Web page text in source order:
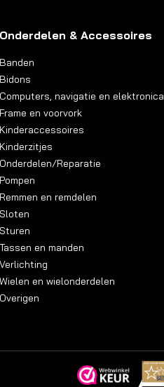
Onderdelen & Accessoires
Banden
Bidons
Computers, navigatie en elektronica
Frame en voorvork
Kinderaccessoires
Kinderzitjes
Onderdelen/Reparatie
Pompen
Remmen en remdelen
Sloten
Sturen
Tassen en manden
Verlichting
Wielen en wielonderdelen
Overigen